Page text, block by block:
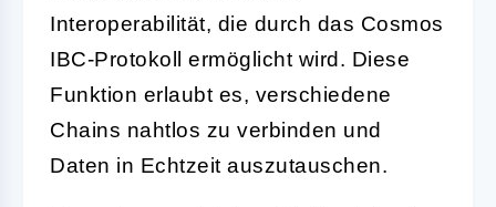
Interoperabilität, die durch das Cosmos
IBC-Protokoll ermöglicht wird. Diese
Funktion erlaubt es, verschiedene
Chains nahtlos zu verbinden und
Daten in Echtzeit auszutauschen.